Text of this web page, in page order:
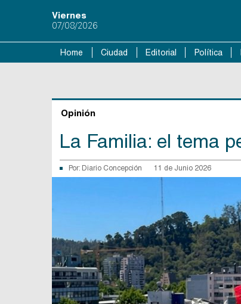
Viernes
07/08/2026
Home Ciudad Editorial Política
Opinión
La Familia: el tema
Por: Diario Concepción 11 de Junio 2026